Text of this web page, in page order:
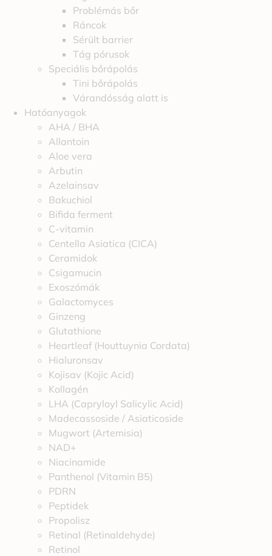
Problémás bőr
Ráncok
Sérült barrier
Tág pórusok
Speciális bőrápolás
Tini bőrápolás
Várandósság alatt is
Hatóanyagok
AHA / BHA
Allantoin
Aloe vera
Arbutin
Azelainsav
Bakuchiol
Bifida ferment
C-vitamin
Centella Asiatica (CICA)
Ceramidok
Csigamucin
Exoszómák
Galactomyces
Ginzeng
Glutathione
Heartleaf (Houttuynia Cordata)
Hialuronsav
Kojisav (Kojic Acid)
Kollagén
LHA (Capryloyl Salicylic Acid)
Madecassoside / Asiaticoside
Mugwort (Artemisia)
NAD+
Niacinamide
Panthenol (Vitamin B5)
PDRN
Peptidek
Propolisz
Retinal (Retinaldehyde)
Retinol